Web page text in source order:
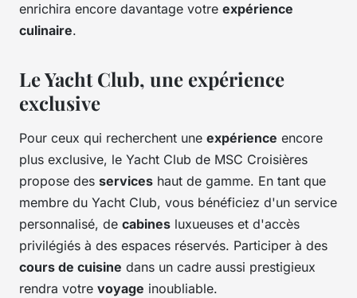
enrichira encore davantage votre expérience
culinaire.
Le Yacht Club, une expérience
exclusive
Pour ceux qui recherchent une expérience encore
plus exclusive, le Yacht Club de MSC Croisières
propose des services haut de gamme. En tant que
membre du Yacht Club, vous bénéficiez d'un service
personnalisé, de cabines luxueuses et d'accès
privilégiés à des espaces réservés. Participer à des
cours de cuisine dans un cadre aussi prestigieux
rendra votre voyage inoubliable.